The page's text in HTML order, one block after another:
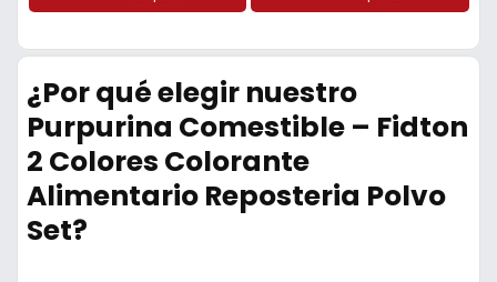
¿Por qué elegir nuestro
Purpurina Comestible – Fidton
2 Colores Colorante
Alimentario Reposteria Polvo
Set?